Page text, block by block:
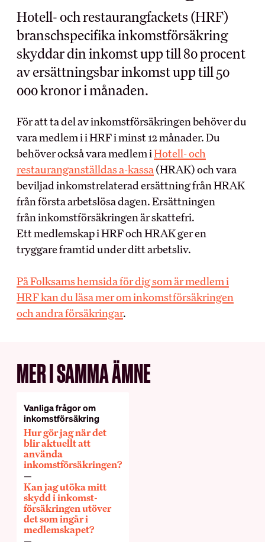
MEDLEMSKAPET
Medlemsförmåner
Kollektivavtal
Förtroendevald
Försäkringar
Inkomst­försäkring
Pensionärsmedlem
Studerandemedlem
Ung i HRF
Uppdragsredovisning
RÅD OCH STÖD
DIN LÖN
OB-tillägg
Semester
Ungdomslöner
Anställningsbevis
OM HRF
Kontakt
Vår organisation
Press
BRANSCH OCH
ARBETSLIV
Arbetsmiljö
Stipendium
Besöksnäringens
forsknings- och
utvecklingsfond (BFUF)
Utbildningsrådet för Hotell
och Restauranger
ARBETSGIVARE
Teckna kollektivavtal
Förhandling
Hotell- och restaurangfackets (HRF)
branschspecifika inkomstförsäkring
skyddar din inkomst upp till 80 procent
av ersättningsbar inkomst upp till 50
000 kronor i månaden.
För att ta del av inkomstförsäkringen behöver du
vara medlem i i HRF i minst 12 månader. Du
behöver också vara medlem iHotell- och
restauranganställdas a-kassa(HRAK) och vara
beviljad inkomstrelaterad ersättning från HRAK
från första arbetslösa dagen. Ersättningen
från inkomstförsäkringen är skattefri.
Ett medlemskap i HRF och HRAK ger en
tryggare framtid under ditt arbetsliv.
På Folksams hemsida för dig som är medlem i
HRF kan du läsa mer om inkomstförsäkringen
och andra försäkringar.
MER I SAMMA ÄMNE
Vanliga frågor om
inkomstförsäkring
Hur gör jag när det
blir aktuellt att
använda
inkomstförsäkringen?
Kan jag utöka mitt
skydd i inkomst­
försäkringen utöver
det som ingår i
medlemskapet?